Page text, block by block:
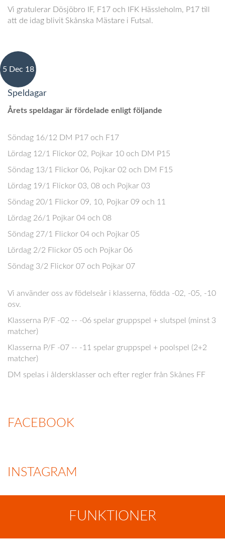
Vi gratulerar Dösjöbro IF, F17 och IFK Hässleholm, P17 till
att de idag blivit Skånska Mästare i Futsal.
5 Dec 18
Speldagar
Årets speldagar är fördelade enligt följande
Söndag 16/12 DM P17 och F17
Lördag 12/1 Flickor 02, Pojkar 10 och DM P15
Söndag 13/1 Flickor 06, Pojkar 02 och DM F15
Lördag 19/1 Flickor 03, 08 och Pojkar 03
Söndag 20/1 Flickor 09, 10, Pojkar 09 och 11
Lördag 26/1 Pojkar 04 och 08
Söndag 27/1 Flickor 04 och Pojkar 05
Lördag 2/2 Flickor 05 och Pojkar 06
Söndag 3/2 Flickor 07 och Pojkar 07
Vi använder oss av födelseår i klasserna, födda -02, -05, -10
osv.
Klasserna P/F -02 -- -06 spelar gruppspel + slutspel (minst 3
matcher)
Klasserna P/F -07 -- -11 spelar gruppspel + poolspel (2+2
matcher)
DM spelas i åldersklasser och efter regler från Skånes FF
FACEBOOK
INSTAGRAM
FUNKTIONER